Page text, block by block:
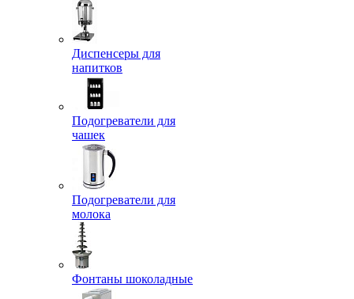
Диспенсеры для
напитков
Подогреватели для
чашек
Подогреватели для
молока
Фонтаны шоколадные